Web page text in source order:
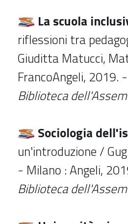
La scuola
riflessioni tra
Giuditta Matucci,
FrancoAngeli, 2019.
Biblioteca
Sociologia
un'introduzione /
- Milano : Angeli,
Biblioteca